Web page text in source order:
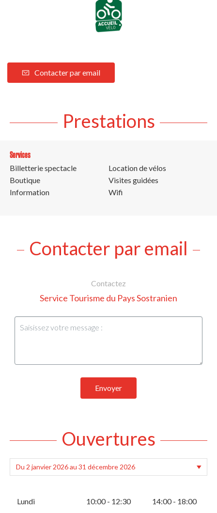
Contacter par email
Prestations
Services
Billetterie spectacle
Boutique
Information
Location de vélos
Visites guidées
Wifi
Contacter par email
Contactez
Service Tourisme du Pays Sostranien
Envoyer
Ouvertures
Lundi 10:00 - 12:30 14:00 - 18:00